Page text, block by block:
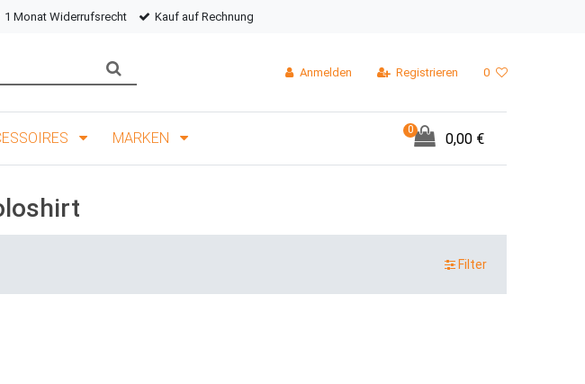
1 Monat Widerrufsrecht Kauf auf Rechnung
Anmelden Registrieren 0
MARKEN
0
0,00 €
Filter